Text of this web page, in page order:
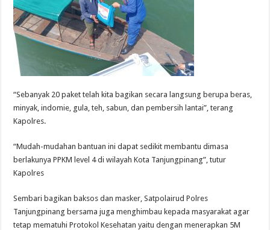
“Sebanyak 20 paket telah kita bagikan secara langsung berupa beras,
minyak, indomie, gula, teh, sabun, dan pembersih lantai”, terang
Kapolres.
“Mudah-mudahan bantuan ini dapat sedikit membantu dimasa
berlakunya PPKM level 4 di wilayah Kota Tanjungpinang”, tutur
Kapolres
Sembari bagikan baksos dan masker, Satpolairud Polres
Tanjungpinang bersama juga menghimbau kepada masyarakat agar
tetap mematuhi Protokol Kesehatan yaitu dengan menerapkan 5M